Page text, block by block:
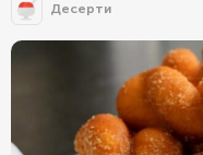
Десерти